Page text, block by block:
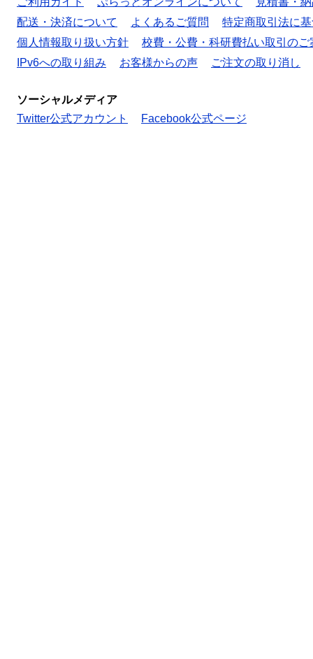
配送・決済について
よくあるご質問
特定商取引法に
個人情報取り扱い方針
校費・公費・科研費払い取引のご
IPv6への取り組み
お客様からの声 ご注文の取り消し
ソーシャルメディア
Twitter公式アカウント
Facebook公式ページ